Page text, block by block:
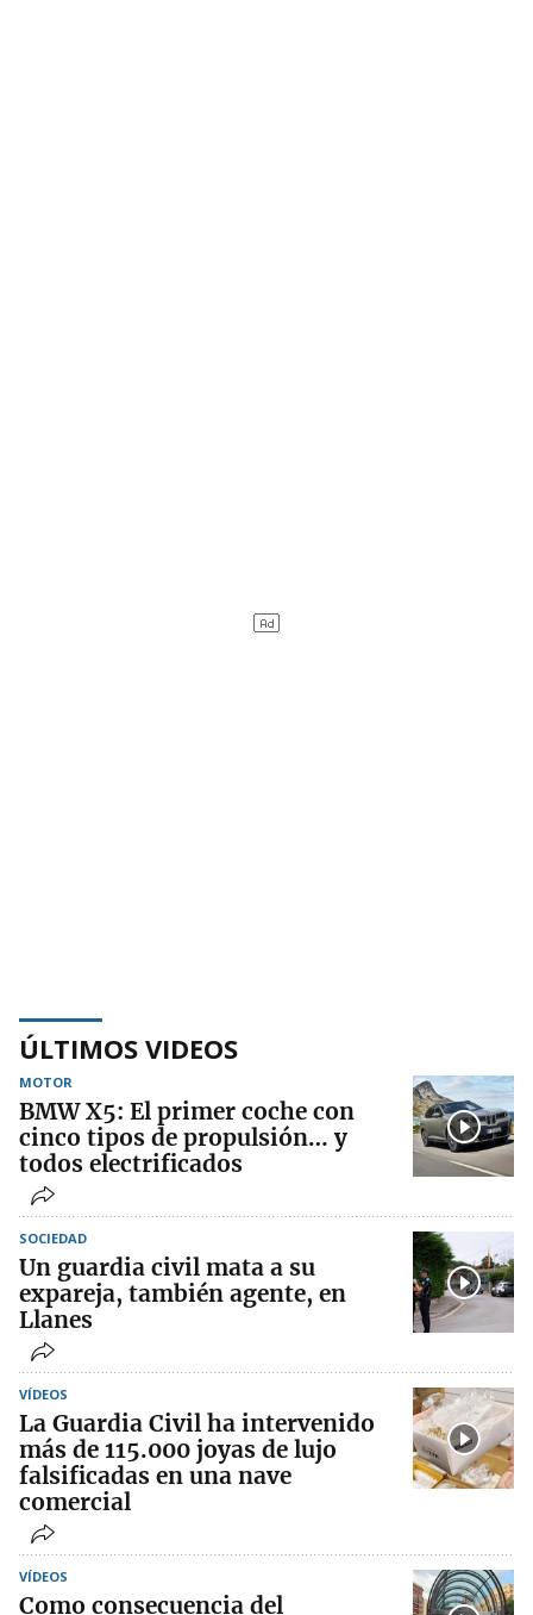
ÚLTIMOS VIDEOS
MOTOR
BMW X5: El primer coche con
cinco tipos de propulsión… y
todos electrificados
SOCIEDAD
Un guardia civil mata a su
expareja, también agente, en
Llanes
VÍDEOS
La Guardia Civil ha intervenido
más de 115.000 joyas de lujo
falsificadas en una nave
comercial
VÍDEOS
Como consecuencia del